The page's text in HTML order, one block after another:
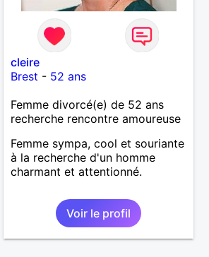
cleire
Brest - 52 ans
Femme divorcé(e) de 52 ans
recherche rencontre amoureuse
Femme sympa, cool et souriante
à la recherche d'un homme
charmant et attentionné.
Voir le profil